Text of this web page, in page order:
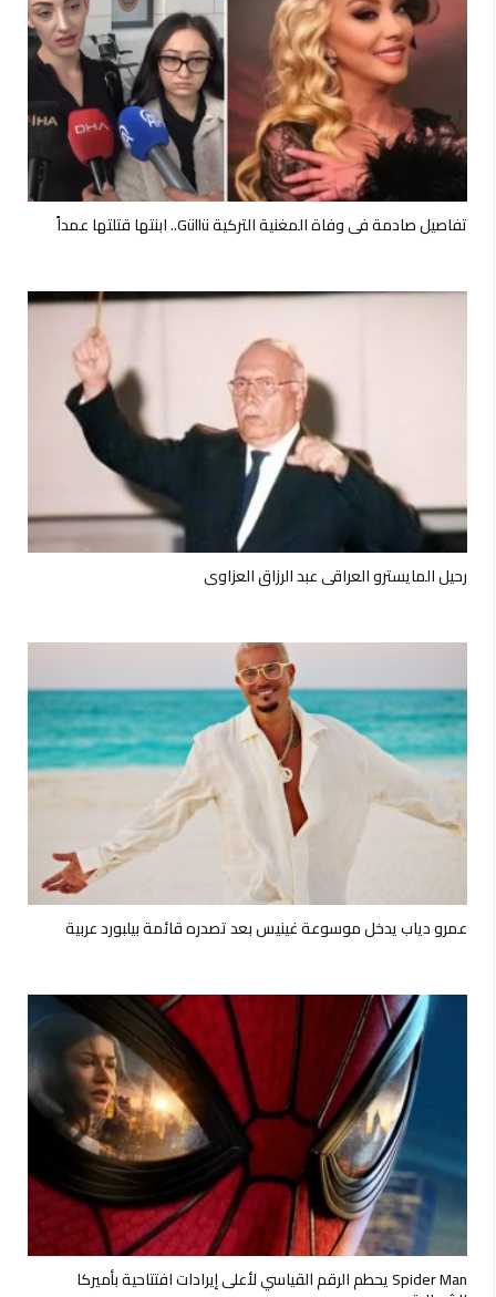
تفاصيل صادمة في وفاة المغنية التركية Güllü.. ابنتها قتلتها عمداً
رحيل المايسترو العراقي عبد الرزاق العزاوي
عمرو دياب يدخل موسوعة غينيس بعد تصدره قائمة بيلبورد عربية
Spider Man يحطم الرقم القياسي لأعلى إيرادات افتتاحية بأميركا